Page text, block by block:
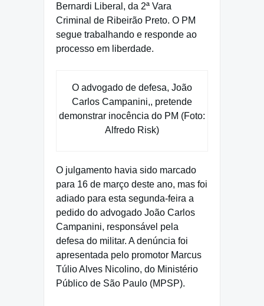
Bernardi Liberal, da 2ª Vara
Criminal de Ribeirão Preto. O PM
segue trabalhando e responde ao
processo em liberdade.
O advogado de defesa, João
Carlos Campanini,, pretende
demonstrar inocência do PM (Foto:
Alfredo Risk)
O julgamento havia sido marcado
para 16 de março deste ano, mas foi
adiado para esta segunda-feira a
pedido do advogado João Carlos
Campanini, responsável pela
defesa do militar. A denúncia foi
apresentada pelo promotor Marcus
Túlio Alves Nicolino, do Ministério
Público de São Paulo (MPSP).